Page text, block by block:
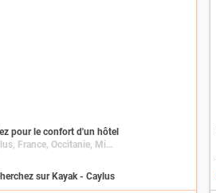
pour le confort d'un hôtel
Caylus, France, Occitanie, Midi-Pyrénées, Tarn-et-Garonne
sur Kayak - Caylus